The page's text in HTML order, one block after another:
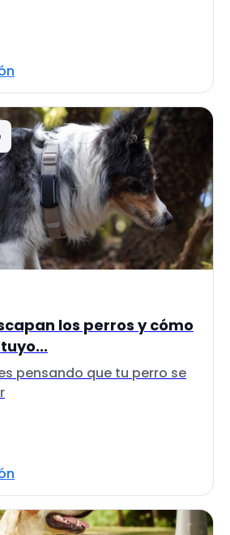
los perros y cómo
pensando que tu perro se